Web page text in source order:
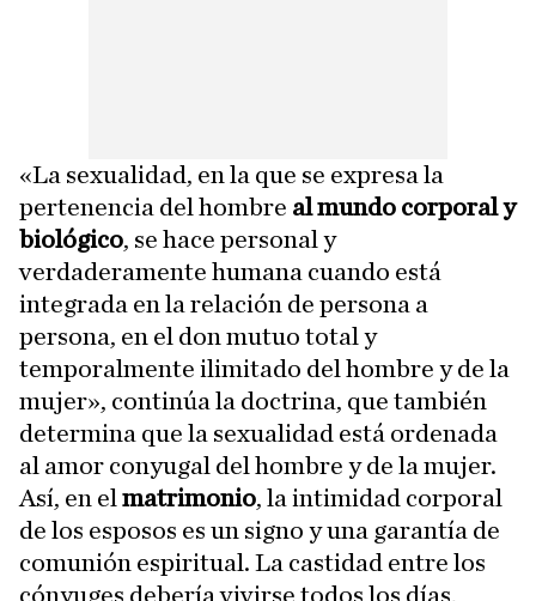
«La sexualidad, en la que se expresa la
pertenencia del hombre al mundo corporal y
biológico, se hace personal y
verdaderamente humana cuando está
integrada en la relación de persona a
persona, en el don mutuo total y
temporalmente ilimitado del hombre y de la
mujer», continúa la doctrina, que también
determina que la sexualidad está ordenada
al amor conyugal del hombre y de la mujer.
Así, en el matrimonio, la intimidad corporal
de los esposos es un signo y una garantía de
comunión espiritual. La castidad entre los
cónyuges debería vivirse todos los días,